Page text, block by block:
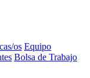
os Equipo
Bolsa de Trabajo